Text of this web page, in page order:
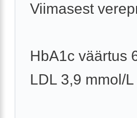
Viimasest
HbA1c väärtus
LDL 3,9 mmol/L